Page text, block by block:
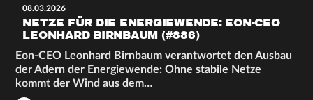
08.03.2026
NETZE FÜR DIE ENERGIEWENDE: EON-CEO
LEONHARD BIRNBAUM (#886)
Eon-CEO Leonhard Birnbaum verantwortet den Ausbau
der Adern der Energiewende: Ohne stabile Netze
kommt der Wind aus dem…